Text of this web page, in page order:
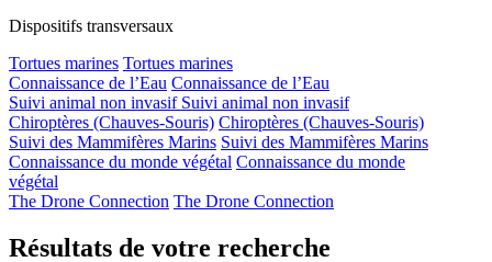
Dispositifs transversaux
Tortues marines Tortues marines
Connaissance de l’Eau Connaissance de l’Eau
Suivi animal non invasif Suivi animal non invasif
Chiroptères (Chauves-Souris) Chiroptères (Chauves-Souris)
Suivi des Mammifères Marins Suivi des Mammifères Marins
Connaissance du monde végétal Connaissance du monde
végétal
The Drone Connection The Drone Connection
Résultats de votre recherche